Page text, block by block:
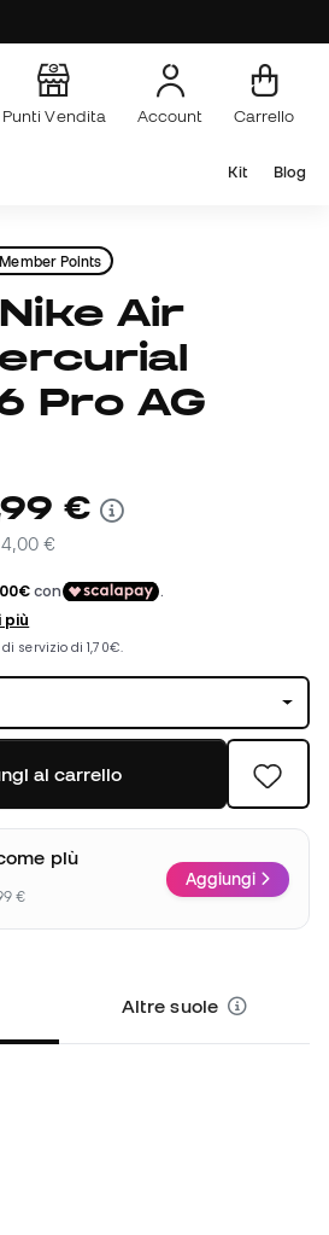
Punti Vendita Account Carrello
Kit Blog
Member Points
Pro AG
99 €
€
al carrello
più
€
Aggiungi
Altre suole